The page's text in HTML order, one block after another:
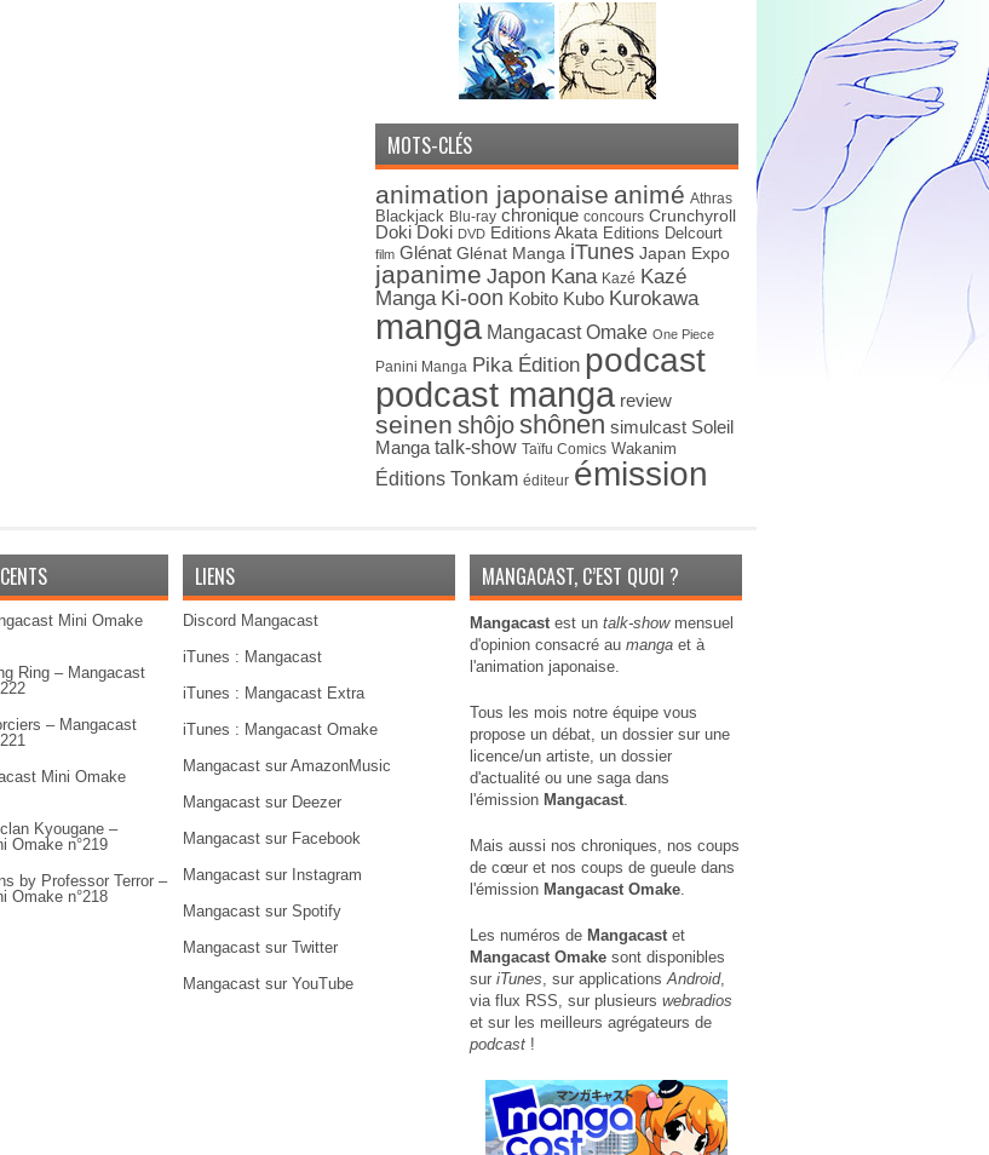
MOTS-CLÉS
animation japonaise animé Athras
Blackjack Blu-ray chronique concours Crunchyroll
Doki Doki DVD Editions Akata Editions Delcourt
film Glénat Glénat Manga iTunes Japan Expo
japanime Japon Kana Kazé Kazé
Manga Ki-oon Kobito Kubo Kurokawa
manga Mangacast Omake One Piece
Panini Manga Pika Édition podcast
podcast manga review
seinen shôjoshônen simulcast Soleil
Manga talk-show Taïfu Comics Wakanim
Éditions Tonkam éditeur émission
Mini Omake
Ring – Mangacast
– Mangacast
Mini Omake
Kyougane –
Omake n°219
by Professor Terror –
Omake n°218
LIENS
Discord Mangacast
iTunes : Mangacast
iTunes : Mangacast Extra
iTunes : Mangacast Omake
Mangacast sur AmazonMusic
Mangacast sur Deezer
Mangacast sur Facebook
Mangacast sur Instagram
Mangacast sur Spotify
Mangacast sur Twitter
Mangacast sur YouTube
MANGACAST, C’EST QUOI ?
Mangacastest un talk-showmensuel
d'opinion consacré au manga et à
l'animation japonaise.
Tous les mois notre équipe vous
propose un débat, un dossier sur une
licence/un artiste, un dossier
d'actualité ou une saga dans
l'émission Mangacast.
Mais aussi nos chroniques, nos coups
de cœur et nos coups de gueule dans
l'émission Mangacast Omake.
Les numéros de Mangacastet
Mangacast Omake sont disponibles
sur iTunes, sur applicationsAndroid,
via flux RSS, sur plusieurs webradios
et sur les meilleurs agrégateurs de
podcast !